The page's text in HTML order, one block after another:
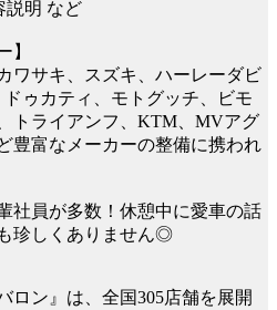
説明 など
】
ワサキ、スズキ、ハーレーダビ
ゥカティ、モトグッチ、ビモ
トライアンフ、KTM、MVアグ
豊富なメーカーの整備に携われ
社員が多数！休憩中に愛車の話
珍しくありません◎
ロン』は、全国305店舗を展開